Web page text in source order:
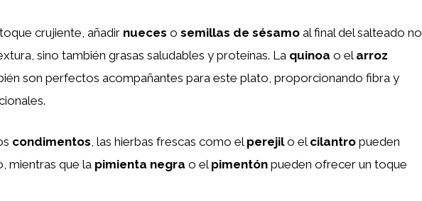
crujiente, añadir nueces o semillas de sésamo al final del salteado no
sino también grasas saludables y proteínas. La quinoa o el arroz
son perfectos acompañantes para este plato, proporcionando fibra y
condimentos , las hierbas frescas como el perejilo el cilantro pueden
mientras que la pimienta negra o el pimentón pueden ofrecer un toque